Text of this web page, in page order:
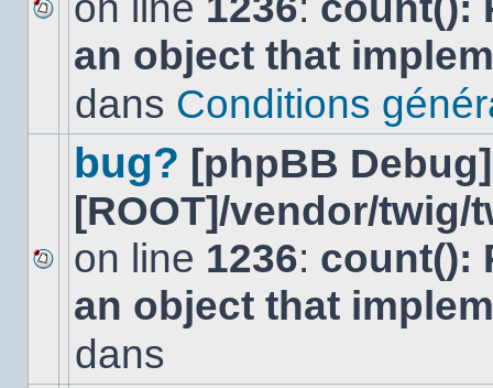
Aucun
nouveau
message
sujet.
an object that
dans Conditions
Aucun
nouveau
message
bug? [phpBB
[ROOT]/vendor/
on line 1236: count():
an object that
dans